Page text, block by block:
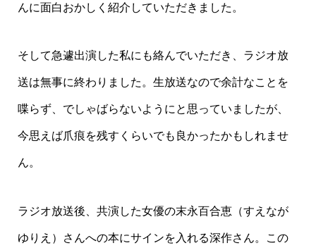
んに面白おかしく紹介していただきました。
そして急遽出演した私にも絡んでいただき、ラジオ放
送は無事に終わりました。生放送なので余計なことを
喋らず、でしゃばらないようにと思っていましたが、
今思えば爪痕を残すくらいでも良かったかもしれませ
ん。
ラジオ放送後、共演した女優の末永百合恵（すえなが
ゆりえ）さんへの本にサインを入れる深作さん。この